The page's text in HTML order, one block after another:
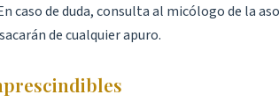
caso de duda, consulta al micólogo de la
de cualquier apuro.